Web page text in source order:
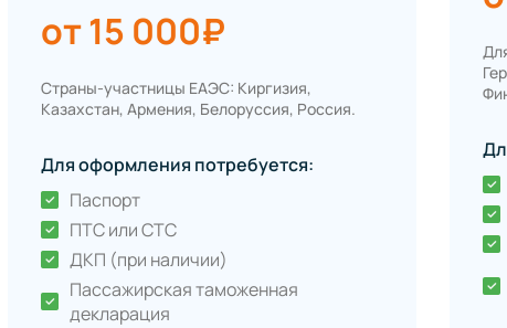
от 15 000₽
Страны-участницы ЕАЭС: Киргизия,
Казахстан, Армения, Белоруссия, Россия.
Для оформления потребуется:
Паспорт
ПТС или СТС
ДКП (при наличии)
Пассажирская таможенная
декларация